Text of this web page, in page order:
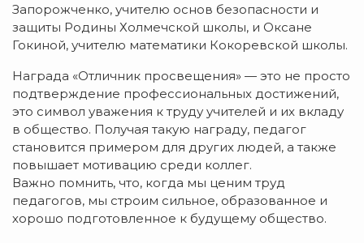
Запорожченко, учителю основ безопасности и
защиты Родины Холмечской школы, и Оксане
Гокиной, учителю математики Кокоревской школы.
Награда «Отличник просвещения» — это не просто
подтверждение профессиональных достижений,
это символ уважения к труду учителей и их вкладу
в общество. Получая такую награду, педагог
становится примером для других людей, а также
повышает мотивацию среди коллег.
Важно помнить, что, когда мы ценим труд
педагогов, мы строим сильное, образованное и
хорошо подготовленное к будущему общество.